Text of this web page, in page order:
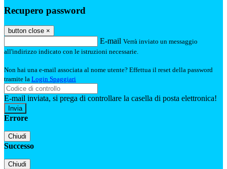
Recupero password
button close ×
E-mail Verrà inviato un messaggio
all'indirizzo indicato con le istruzioni necessarie.
Non hai una e-mail associata al nome utente? Effettua il reset della password
tramite la Login Spaggiari
E-mail inviata, si prega di controllare la casella di posta elettronica!
Errore
Chiudi
Successo
Chiudi